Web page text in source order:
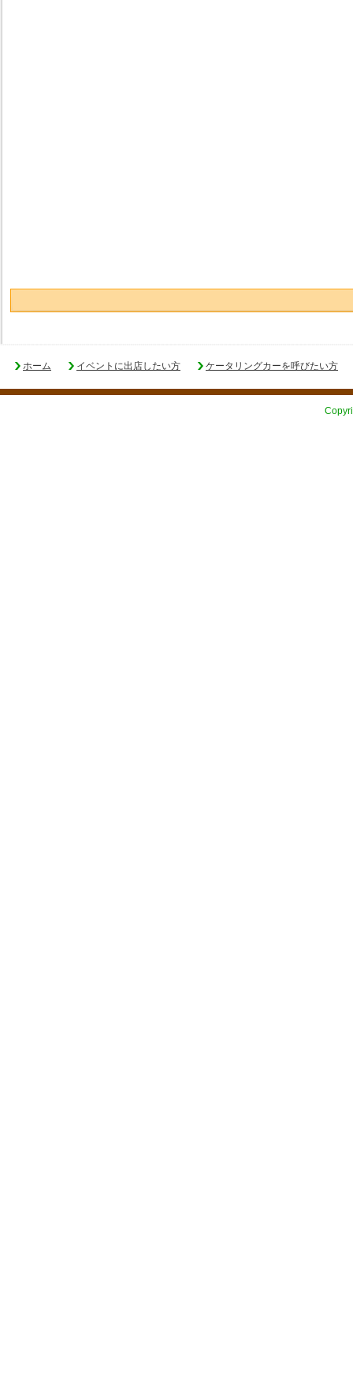
ホーム イベントに出店したい方 ケータリングカーを呼びたい方